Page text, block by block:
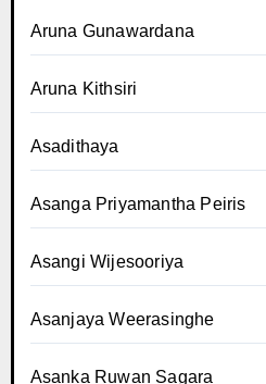
Aruna Gunawardana
Aruna Kithsiri
Asadithaya
Asanga Priyamantha Peiris
Asangi Wijesooriya
Asanjaya Weerasinghe
Asanka Ruwan Sagara